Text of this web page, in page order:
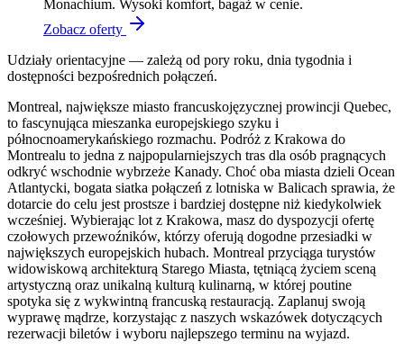
Monachium. Wysoki komfort, bagaż w cenie.
Zobacz oferty
Udziały orientacyjne — zależą od pory roku, dnia tygodnia i
dostępności bezpośrednich połączeń.
Montreal, największe miasto francuskojęzycznej prowincji Quebec,
to fascynująca mieszanka europejskiego szyku i
północnoamerykańskiego rozmachu. Podróż z Krakowa do
Montrealu to jedna z najpopularniejszych tras dla osób pragnących
odkryć wschodnie wybrzeże Kanady. Choć oba miasta dzieli Ocean
Atlantycki, bogata siatka połączeń z lotniska w Balicach sprawia, że
dotarcie do celu jest prostsze i bardziej dostępne niż kiedykolwiek
wcześniej. Wybierając lot z Krakowa, masz do dyspozycji ofertę
czołowych przewoźników, którzy oferują dogodne przesiadki w
największych europejskich hubach. Montreal przyciąga turystów
widowiskową architekturą Starego Miasta, tętniącą życiem sceną
artystyczną oraz unikalną kulturą kulinarną, w której poutine
spotyka się z wykwintną francuską restauracją. Zaplanuj swoją
wyprawę mądrze, korzystając z naszych wskazówek dotyczących
rezerwacji biletów i wyboru najlepszego terminu na wyjazd.